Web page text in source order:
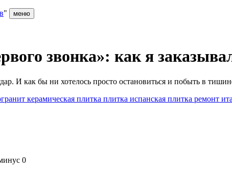
" меню
звонка»: как я
И как бы ни хотелось просто остановиться и побыть в
керамическая плитка плитка испанская плитка ремонт
0